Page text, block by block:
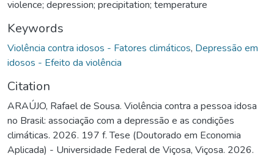
violence; depression; precipitation; temperature
Keywords
Violência contra idosos - Fatores climáticos, Depressão em
idosos - Efeito da violência
Citation
ARAÚJO, Rafael de Sousa. Violência contra a pessoa idosa
no Brasil: associação com a depressão e as condições
climáticas. 2026. 197 f. Tese (Doutorado em Economia
Aplicada) - Universidade Federal de Viçosa, Viçosa. 2026.